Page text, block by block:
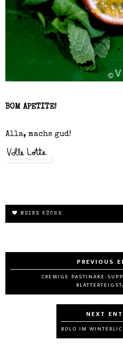
BOM APETITE!
Alla, machs gud!
MEINE KÜCHE
CREMIGE PASTINAKE-
BOLO IM